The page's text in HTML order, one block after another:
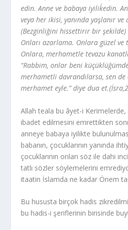
edin. Anne ve babaya iyilik´edin.
veya her ikisi, yanında yaşlanır ve
(Bezginliğini hissettirir bir şekilde)
Onları azarlama. Onlara güzel ve
Onlara, merhametle tevazu
“Rabbim, onlar beni
merhametli davrandılarsa, sen
merhamet eyle.” diye dua
Allah teala bu âyet-i
ibadet edilmesini emrettikten
anneye babaya iyilikte
babanın, çocuklarının yanında
çocuklarının onları söz ile dahi
tatlı sözler söylemelerini
itaatin İslamda ne kadar Önem
Bu hususta birçok hadis
bu hadis-i şeriflerinin birisinde